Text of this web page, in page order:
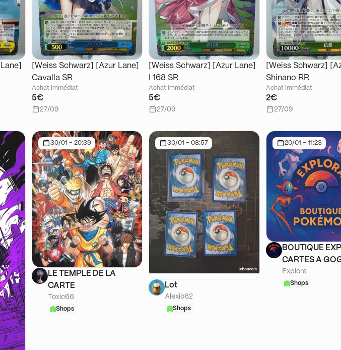
[Weiss Schwarz] [Azur Lane]
Cavalla SR
Achat immédiat
5€
27/09
[Weiss Schwarz] [Azur Lane]
I 168 SR
Achat immédiat
5€
27/09
[Weiss Schwarz]
Shinano RR
Achat immédiat
2€
27/09
30/01 - 20:39
LE TEMPLE DE LA
CARTE
Toxic66
Shops
30/01 - 08:57
Lot
Alexio62
Shops
20/01 - 11:23
BOUTIQUE
CARTES A
Explora
Shops